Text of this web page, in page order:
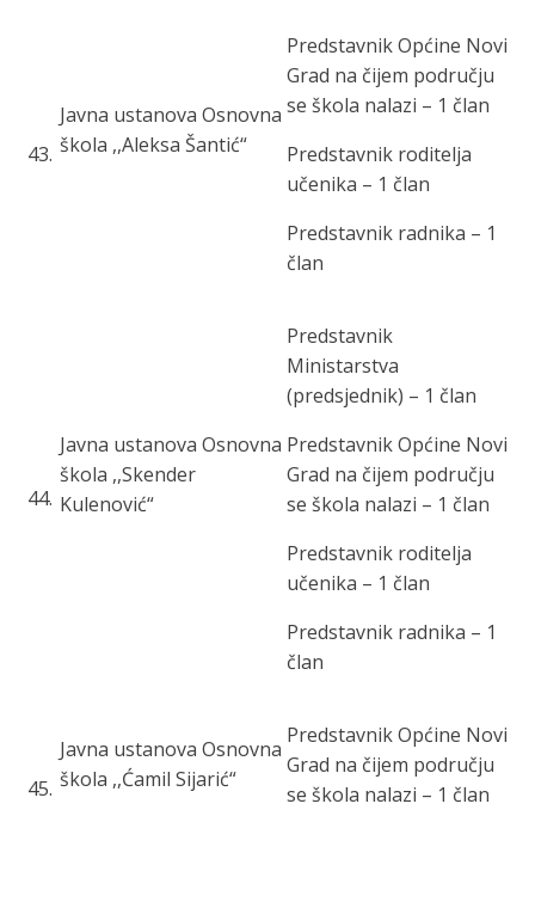
43.
Javna ustanova Osnovna
škola ,,Aleksa Šantić“
Predstavnik Općine Novi
Grad na čijem području
se škola nalazi – 1 član
Predstavnik roditelja
učenika – 1 član
Predstavnik radnika – 1
član
44.
Javna ustanova Osnovna
škola ,,Skender
Kulenović“
Predstavnik
Ministarstva
(predsjednik) – 1 član
Predstavnik Općine Novi
Grad na čijem području
se škola nalazi – 1 član
Predstavnik roditelja
učenika – 1 član
Predstavnik radnika – 1
član
45.
Javna ustanova Osnovna
škola ,,Ćamil Sijarić“
Predstavnik Općine Novi
Grad na čijem području
se škola nalazi – 1 član